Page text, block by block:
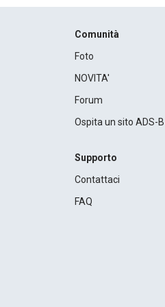
Comunità
Foto
NOVITA'
Forum
Ospita un sito ADS-B
Supporto
Contattaci
FAQ